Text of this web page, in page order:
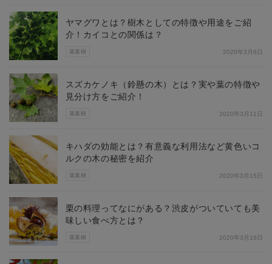
落葉樹
ヤマグワとは？樹木としての特徴や用途をご紹
介！カイコとの関係は？
2020年3月6日
落葉樹
スズカケノキ（鈴懸の木）とは？実や葉の特徴や
見分け方をご紹介！
2020年3月11日
落葉樹
キハダの効能とは？有意義な利用法など黄色いコ
ルクの木の秘密を紹介
2020年3月15日
落葉樹
栗の料理ってなにがある？渋皮がついていても美
味しい食べ方とは？
2020年3月16日